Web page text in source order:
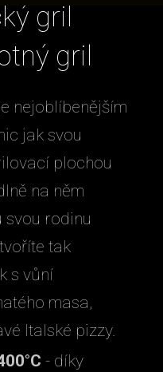
gril
gril
nejoblíbenějším
jak svou
plochou
na něm
rodinu
tak
s vůní
masa,
Italské pizzy.
- díky